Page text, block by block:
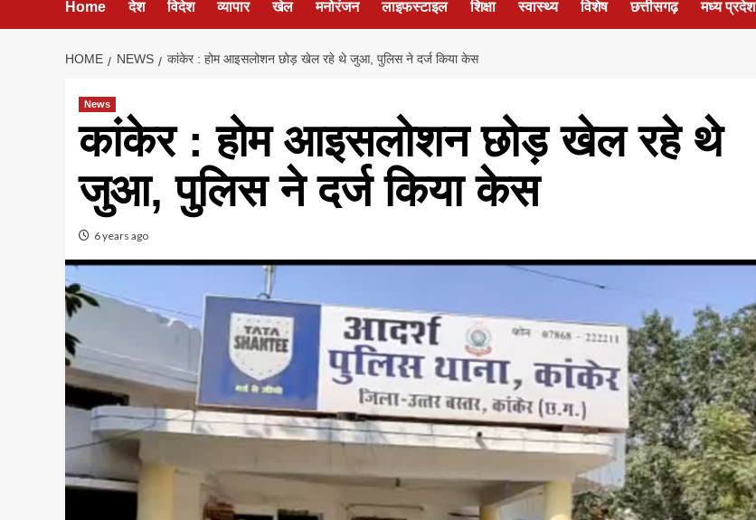
Home देश विदेश व्यापार खेल मनोरंजन लाइफस्टाइल शिक्षा स्वास्थ्य विशेष छत्तीसगढ़ मध्य प्रदेश
HOME NEWS कांकेर : होम आइसलोशन छोड़ खेल रहे थे जुआ, पुलिस ने दर्ज किया केस
News
कांकेर : होम आइसलोशन छोड़ खेल रहे थे
जुआ, पुलिस ने दर्ज किया केस
6 years ago